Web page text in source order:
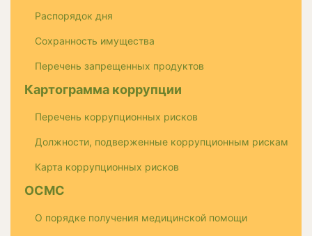
Распорядок дня
Сохранность имущества
Перечень запрещенных продуктов
Картограмма коррупции
Перечень коррупционных рисков
Должности, подверженные коррупционным рискам
Карта коррупционных рисков
ОСМС
О порядке получения медицинской помощи